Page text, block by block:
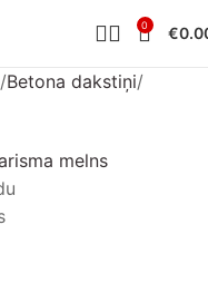
0 €
Betona dakstiņi